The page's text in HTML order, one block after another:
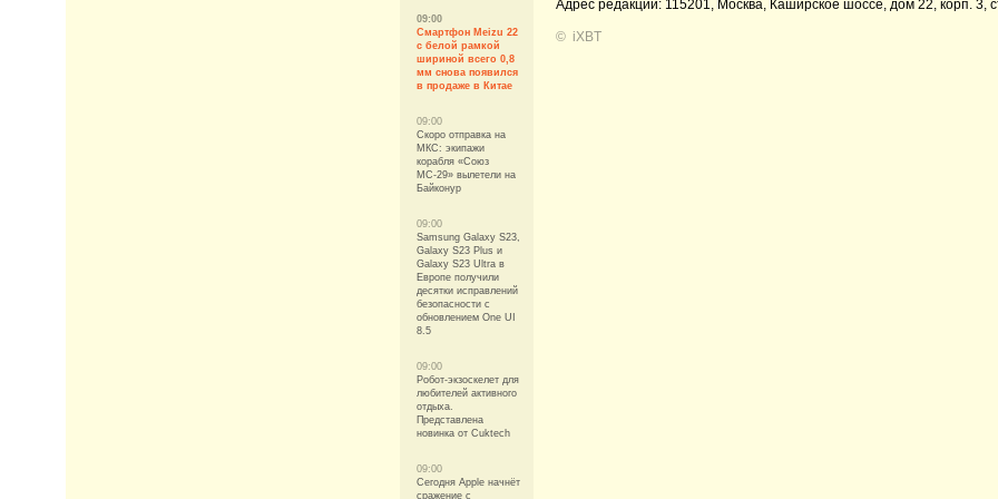
09:00
Смартфон Meizu 22
с белой рамкой
шириной всего 0,8
мм снова появился
в продаже в Китае
09:00
Скоро отправка на
МКС: экипажи
корабля «Союз
МС-29» вылетели на
Байконур
09:00
Samsung Galaxy S23,
Galaxy S23 Plus и
Galaxy S23 Ultra в
Европе получили
десятки исправлений
безопасности с
обновлением One UI
8.5
09:00
Робот-экзоскелет для
любителей активного
отдыха.
Представлена
новинка от Cuktech
09:00
Сегодня Apple начнёт
сражение с
Адрес редакции: 115201, Москва, Каширское шоссе, дом 22, корп. 3,
© iXBT